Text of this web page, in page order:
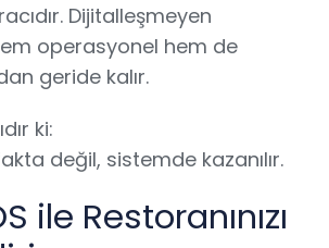
Dijitalleşmeyen
operasyonel hem de
geride kalır.
ki:
değil, sistemde kazanılır.
ile Restoranınızı